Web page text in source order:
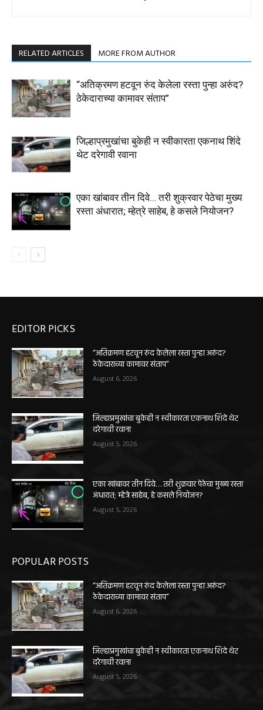
RELATED ARTICLES MORE FROM AUTHOR
“अतिक्रमण हटवून रुंद केलेला रस्ता पुन्हा अरुंद?
ठेकेदाराच्या कामावर संताप”
जिल्हाप्रमुखांचा बुकेही न स्वीकारता एकनाथ शिंदे
थेट दरेगावी रवाना
एका खांबावर तीन दिवे… तरी शुक्रवार पेठेचा मुख्य
रस्ता अंधारात; म्हेत्रे साहेब, हे कसले नियोजन?
EDITOR PICKS
“अतिक्रमण हटवून रुंद केलेला रस्ता पुन्हा अरुंद?
ठेकेदाराच्या कामावर संताप”
August 6, 2026
जिल्हाप्रमुखांचा बुकेही न स्वीकारता एकनाथ शिंदे थेट
दरेगावी रवाना
August 5, 2026
एका खांबावर तीन दिवे… तरी शुक्रवार पेठेचा मुख्य रस्ता
अंधारात; म्हेत्रे साहेब, हे कसले नियोजन?
August 5, 2026
POPULAR POSTS
“अतिक्रमण हटवून रुंद केलेला रस्ता पुन्हा अरुंद?
ठेकेदाराच्या कामावर संताप”
August 6, 2026
जिल्हाप्रमुखांचा बुकेही न स्वीकारता एकनाथ शिंदे थेट
दरेगावी रवाना
August 5, 2026